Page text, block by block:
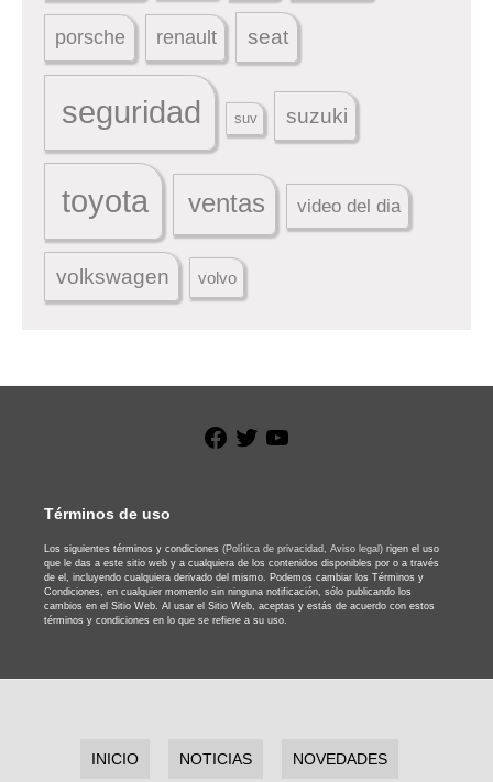
porsche renault seat
seguridad suv suzuki
toyota ventas video del dia
volkswagen volvo
Facebook
Twitter
Términos de uso
Los siguientes términos y condiciones (Política de privacidad, Aviso legal) rigen el uso
que le das a este sitio web y a cualquiera de los contenidos disponibles por o a través
de el, incluyendo cualquiera derivado del mismo. Podemos cambiar los Términos y
Condiciones, en cualquier momento sin ninguna notificación, sólo publicando los
cambios en el Sitio Web. Al usar el Sitio Web, aceptas y estás de acuerdo con estos
términos y condiciones en lo que se refiere a su uso.
INICIO NOTICIAS NOVEDADES